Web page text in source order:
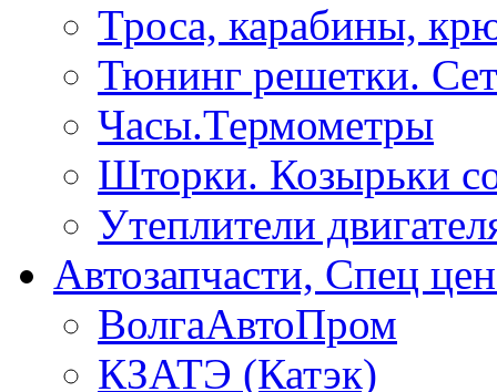
Троса, карабины,
Тюнинг решетки.
Часы.Термометры
Шторки. Козырьки
Утеплители
Автозапчасти, Спец
ВолгаАвтоПром
КЗАТЭ (Катэк)